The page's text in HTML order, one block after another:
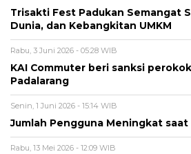
Trisakti Fest Padukan Semangat
Dunia, dan Kebangkitan UMKM
Rabu, 3 Juni 2026 - 05:28 WIB
KAI Commuter beri sanksi
Padalarang
Senin, 1 Juni 2026 - 15:14 WIB
Jumlah Pengguna Meningkat saat
Rabu, 13 Mei 2026 - 12:09 WIB